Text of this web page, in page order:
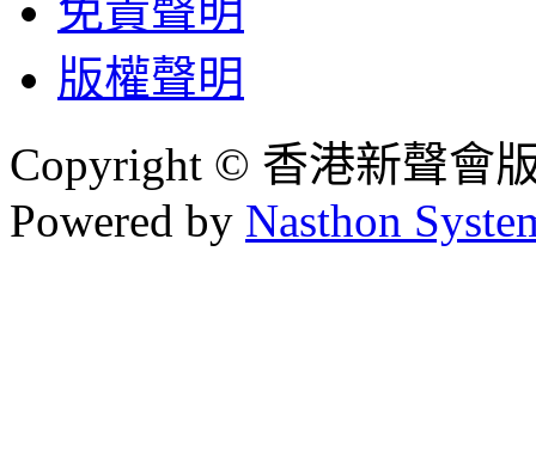
免責聲明
版權聲明
Copyright © 香港新聲會
Powered by Nasthon